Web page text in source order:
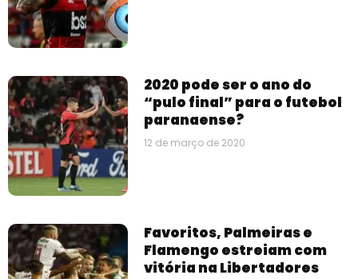
2020 pode ser o ano do
“pulo final” para o futebol
paranaense?
12 de março de 2020
Favoritos, Palmeiras e
Flamengo estreiam com
vitória na Libertadores